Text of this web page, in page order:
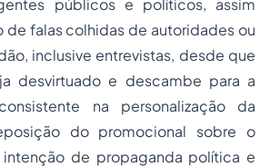
públicos e políticos, assim
falas colhidas de autoridades ou
inclusive entrevistas, desde que
desvirtuado e descambe para a
na personalização da
do promocional sobre o
intenção de propaganda política e